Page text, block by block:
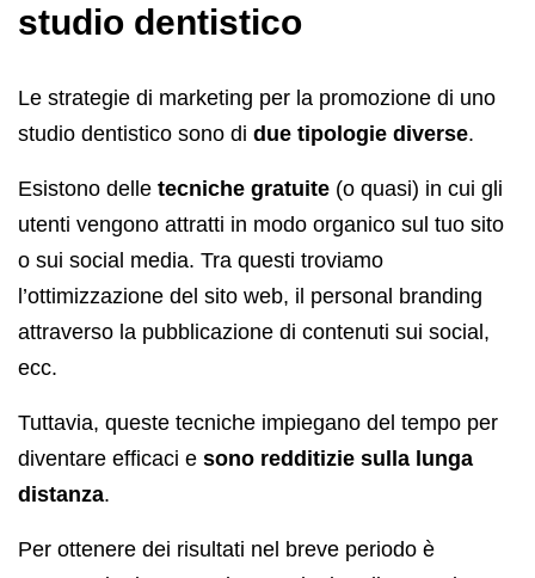
studio dentistico
Le strategie di marketing per la promozione di uno
studio dentistico sono di due tipologie diverse.
Esistono delle tecniche gratuite (o quasi) in cui gli
utenti vengono attratti in modo organico sul tuo sito
o sui social media. Tra questi troviamo
l’ottimizzazione del sito web, il personal branding
attraverso la pubblicazione di contenuti sui social,
ecc.
Tuttavia, queste tecniche impiegano del tempo per
diventare efficaci e sono redditizie sulla lunga
distanza.
Per ottenere dei risultati nel breve periodo è